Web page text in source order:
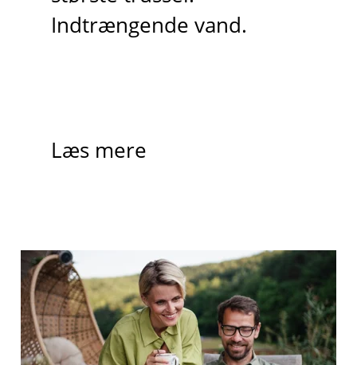
Indtrængende vand.
Læs mere